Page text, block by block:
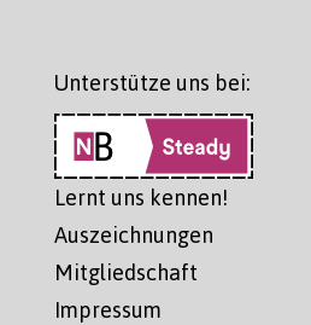
Unterstütze uns bei:
Lernt uns kennen!
Auszeichnungen
Mitgliedschaft
Impressum